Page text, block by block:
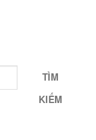
TÌM
KIẾM